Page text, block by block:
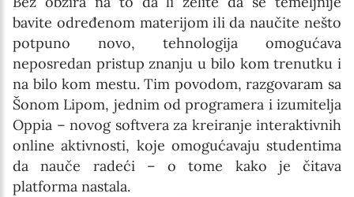
bavite određenom materijom ili da naučite nešto
potpuno novo, tehnologija omogućava
neposredan pristup znanju u bilo kom trenutku i
na bilo kom mestu. Tim povodom, razgovaram sa
Šonom Lipom, jednim od programera i izumitelja
Oppia – novog softvera za kreiranje interaktivnih
online aktivnosti, koje omogućavaju studentima
da nauče radeći – o tome kako je čitava
platforma nastala.